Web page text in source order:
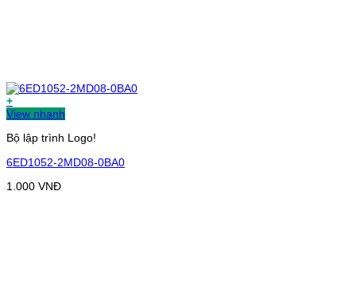
+
View nhanh
Bộ lập trình Logo!
6ED1052-2MD08-0BA0
1.000 VNĐ